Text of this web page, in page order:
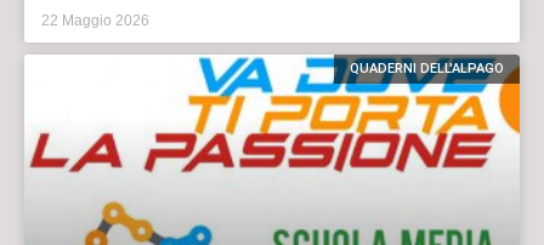
22 Maggio 2026
QUADERNI DELL'ALPAGO